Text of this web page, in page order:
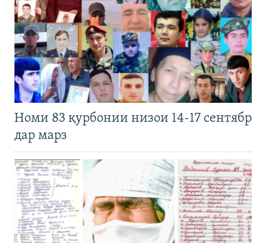
Номи 83 қурбонии низои 14-17 сентябр
дар марз